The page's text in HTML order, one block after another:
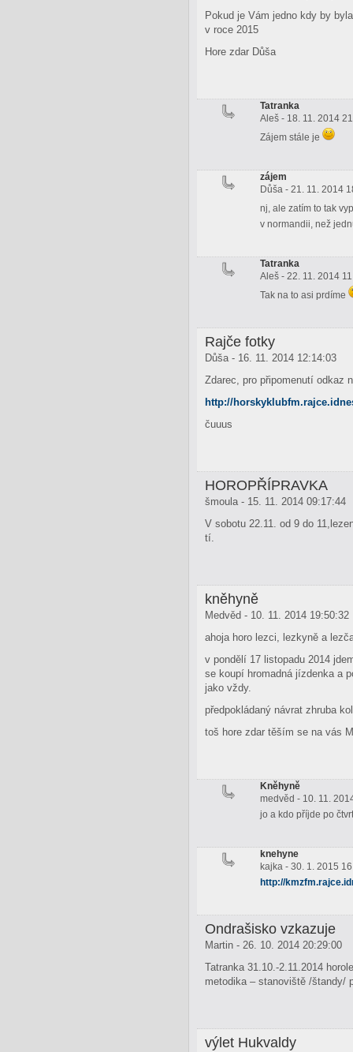
Pokud je Vám jedno kdy by
v roce 2015
Hore zdar Důša
Tatranka
Aleš - 18. 11. 2014
Zájem stále je
zájem
Důša - 21. 11. 2014
nj, ale zatím to tak
v normandii, než
Tatranka
Aleš - 22. 11. 2014
Tak na to asi prdíme
Rajče fotky
Důša - 16. 11. 2014 12:14:03
Zdarec, pro připomenutí odkaz
http://
čuuus
HOROPŘÍPRAVKA
šmoula - 15. 11. 2014 09:17:44
V sobotu 22.11. od 9 do
tí.
kněhyně
Medvěd - 10. 11. 2014 19:50:32
ahoja horo lezci, lezkyně a
v pondělí 17 listopadu 2014
se koupí hromadná jízdenka a
jako vždy.
předpokládaný návrat zhruba
toš hore zdar těším se na vás
Kněhyně
medvěd - 10. 11.
jo a kdo příjde po
knehyne
kajka - 30. 1. 2015
http://
Ondrašisko vzkazuje
Martin - 26. 10. 2014 20:29:00
Tatranka 31.10.-2.11.2014
metodika – stanoviště /štandy/
výlet Hukvaldy